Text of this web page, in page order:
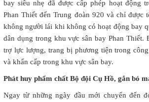
bay siêu nhẹ đã được cấp phép hoạt động
Phan Thiết đến Trung đoàn 920 và chỉ được
không người lái khi không có hoạt động bay
dân dụng trong khu vực sân bay Phan Thiết.
trợ lực lượng, trang bị phương tiện trong
và khẩn cấp trong khu vực sân bay.
Phát huy phẩm chất Bộ đội Cụ Hồ, gắn bó
Ngay từ những ngày đầu mới chuyển đến